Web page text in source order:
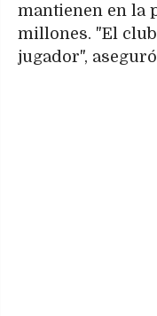
mantienen en la
millones. "El club
jugador",